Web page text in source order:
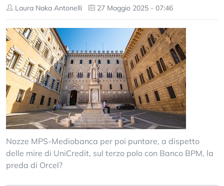
Laura Naka Antonelli 27 Maggio 2025 - 07:46
Nozze MPS-Mediobanca per poi puntare, a dispetto
delle mire di UniCredit, sul terzo polo con Banco BPM, la
preda di Orcel?